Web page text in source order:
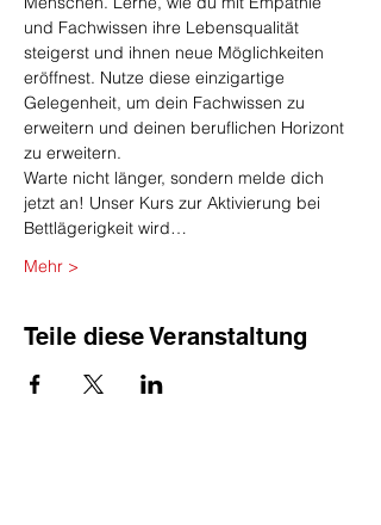
und Fachwissen ihre Lebensqualität
steigerst und ihnen neue Möglichkeiten
eröffnest. Nutze diese einzigartige
Gelegenheit, um dein Fachwissen zu
erweitern und deinen beruflichen Horizont
zu erweitern.
Warte nicht länger, sondern melde dich
jetzt an! Unser Kurs zur Aktivierung bei
Bettlägerigkeit wird…
Mehr >
Teile diese Veranstaltung